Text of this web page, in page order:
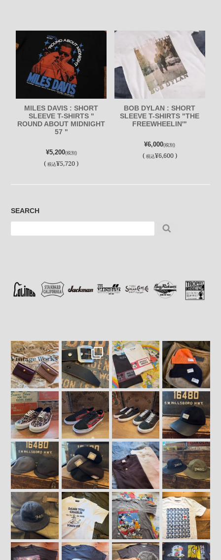
MILES DAVIS : SHORT
SLEEVE T-SHIRTS "
ROUND ABOUT MIDNIGHT
57 "
¥5,200(税別)
(税込¥5,720 )
BOB DYLAN : SHORT
SLEEVE T-SHIRTS "THE
FREEWHEELIN'"
¥6,000(税別)
( 税込¥6,600 )
SEARCH